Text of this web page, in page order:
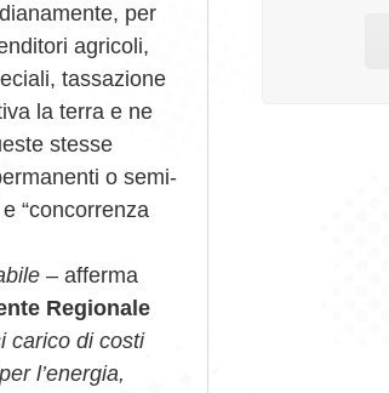
per
agricoli,
tassazione
la terra e ne
stesse
o semi-
“concorrenza
– afferma
Regionale
carico di costi
l’energia,